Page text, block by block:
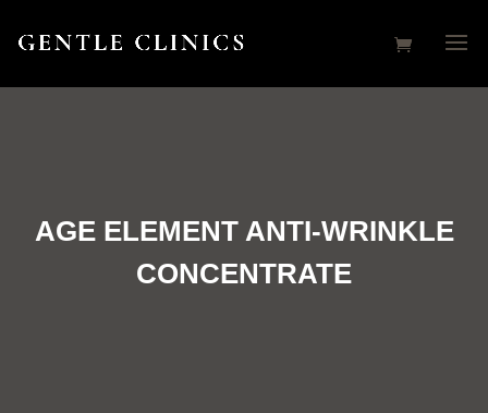
AGE ELEMENT ANTI-WRINKLE
CONCENTRATE